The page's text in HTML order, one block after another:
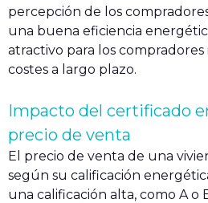
percepción de los
una buena eficiencia
atractivo para los
costes a largo plazo.
Impacto del certificado
precio de venta
El precio de venta de una
según su calificación
una calificación alta, como A o